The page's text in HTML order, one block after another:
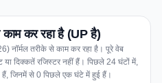
कर रहा है (UP है)
तरीके से काम कर रहा है। पूरे वेब
या दिक्कतें रजिस्टर नहीं हैं। पिछले 24 घंटों में,
हैं, जिनमें से 0 पिछले एक घंटे में हुई हैं।